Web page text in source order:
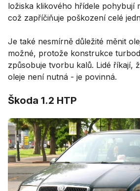
ložiska klikového hřídele pohybují
což zapříčiňuje poškození celé
Je také nesmírně důležité měnit
možné, protože konstrukce
způsobuje tvorbu kalů. Lidé říkají,
oleje není nutná - je povinná.
Škoda 1.2 HTP